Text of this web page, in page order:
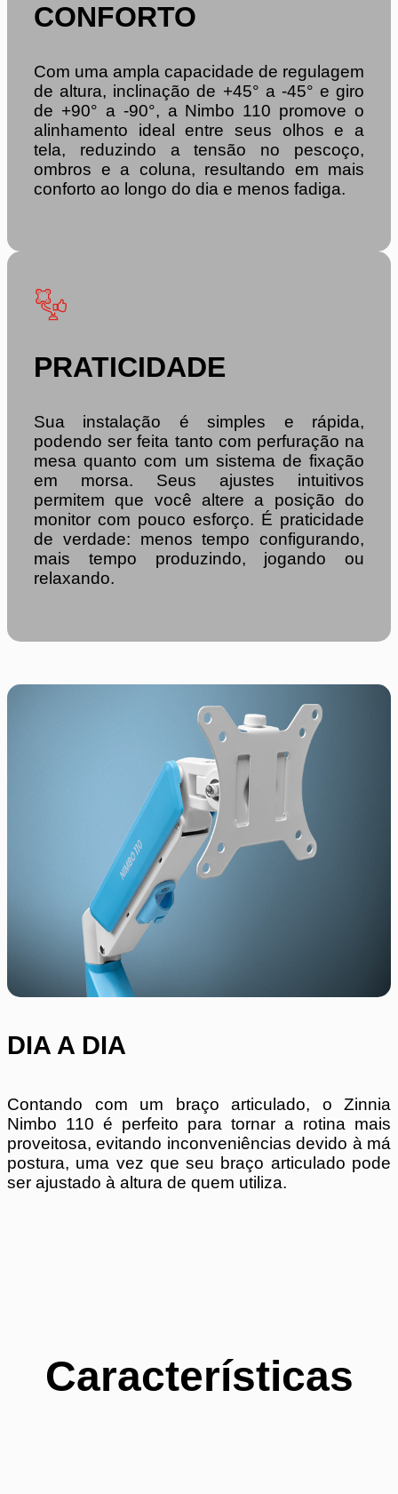
CONFORTO
Com uma ampla capacidade de regulagem
de altura, inclinação de +45° a -45° e giro
de +90° a -90°, a Nimbo 110 promove o
alinhamento ideal entre seus olhos e a
tela, reduzindo a tensão no pescoço,
ombros e a coluna, resultando em mais
conforto ao longo do dia e menos fadiga.
PRATICIDADE
Sua instalação é simples e rápida,
podendo ser feita tanto com perfuração na
mesa quanto com um sistema de fixação
em morsa. Seus ajustes intuitivos
permitem que você altere a posição do
monitor com pouco esforço. É praticidade
de verdade: menos tempo configurando,
mais tempo produzindo, jogando ou
relaxando.
DIA A DIA
Contando com um braço articulado, o Zinnia
Nimbo 110 é perfeito para tornar a rotina mais
proveitosa, evitando inconveniências devido à má
postura, uma vez que seu braço articulado pode
ser ajustado à altura de quem utiliza.
Características